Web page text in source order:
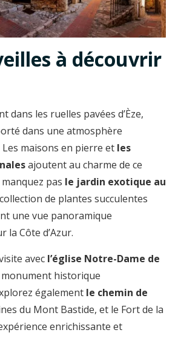
à découvrir
dans les ruelles pavées d’Èze,
dans une atmosphère
maisons en pierre et les
ajoutent au charme de ce
pas le jardin exotique au
de plantes succulentes
une vue panoramique
la Côte d’Azur.
avec l’église Notre-Dame de
monument historique
également le chemin de
du Mont Bastide, et le Fort de la
enrichissante et